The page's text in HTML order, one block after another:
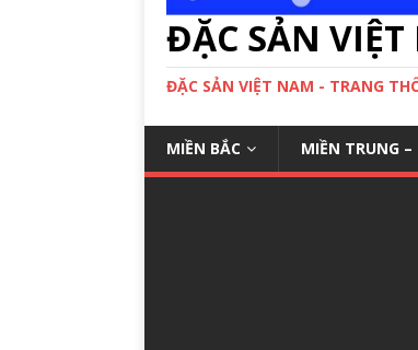
ĐẶC SẢN
ĐẶC SẢN VIỆT NAM - TRANG
MIỀN BẮC MIỀN TRUNG –